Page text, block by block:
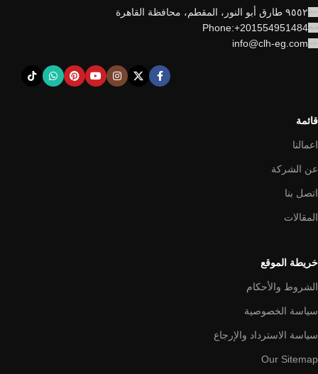
٩٥٥٢ طارق أبو النور، المقطم، محافظة القاهرة
Phone:+201554951484
info@clh-eg.com
قائمة
اعمالنا
عن الشركة
اتصل بنا
المقالات
خريطة الموقع
الشروط والأحكام
سياسة الخصوصية
سياسة الاسترداد والإرجاع
Our Sitemap